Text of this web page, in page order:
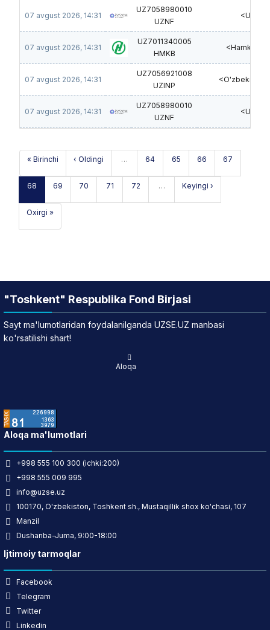
07 avgust 2026, 14:31
UZ7058980010
UZNF
07 avgust 2026, 14:31
UZ7011340005
HMKB
07 avgust 2026, 14:31
UZ7056921008
UZINP
07 avgust 2026, 14:31
UZ7058980010
UZNF
« Birinchi ‹ Oldingi … 64 65 66 67
68 69 70 71 72 … Keyingi ›
Oxirgi »
"Toshkent" Respublika Fond Birjasi
Sayt ma'lumotlaridan foydalanilganda UZSE.UZ manbasi
ko'rsatilishi shart!
Aloqa
Aloqa ma'lumotlari
+998 555 100 300 (ichki:200)
+998 555 009 995
info@uzse.uz
100170, O'zbekiston, Toshkent sh., Mustaqillik shox ko'chasi, 107
Manzil
Dushanba-Juma, 9:00-18:00
Ijtimoiy tarmoqlar
Facebook
Telegram
Twitter
Linkedin